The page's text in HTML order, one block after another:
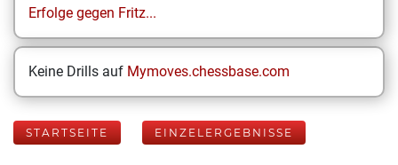
Erfolge gegen Fritz...
Keine Drills auf Mymoves.chessbase.com
STARTSEITE EINZELERGEBNISSE